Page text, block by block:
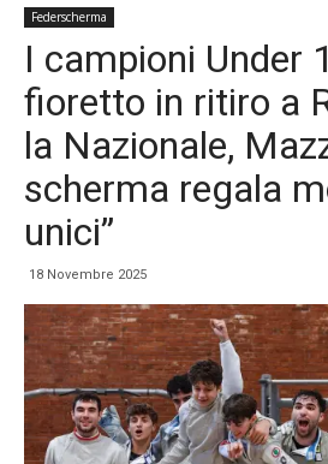
Federscherma
I campioni Under
fioretto in ritiro a
la Nazionale,
scherma regala
unici”
18 Novembre 2025